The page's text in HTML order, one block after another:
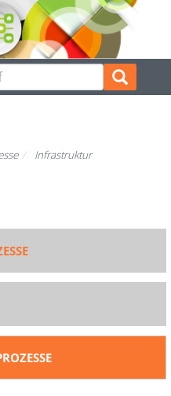
Infrastruktur